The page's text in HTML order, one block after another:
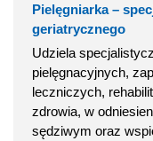
Pielęgniarka –
geriatrycznego
Udziela
pielęgnacyjnych,
leczniczych,
zdrowia, w
sędziwym oraz